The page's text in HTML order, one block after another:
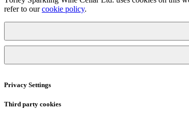
refer to ourcookie policy.
Privacy Settings
Third party cookies